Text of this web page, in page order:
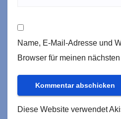
Name, E-Mail-Adresse und
Browser für meinen
Diese Website verwendet